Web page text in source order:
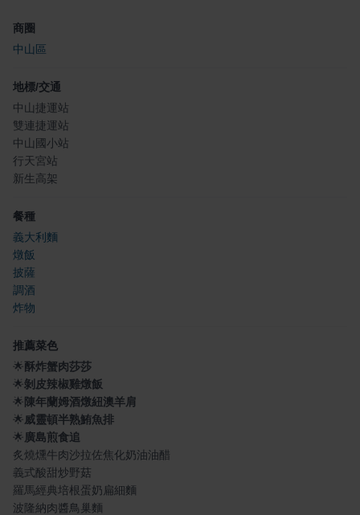
商圈
中山區
地標/交通
中山捷運站
雙連捷運站
中山國小站
行天宮站
新生高架
餐種
義大利麵
燉飯
披薩
調酒
炸物
推薦菜色
🌟酥炸蟹肉莎莎
🌟剝皮辣椒雞燉飯
🌟陳年蘭姆酒燉紐澳羊肩
🌟威靈頓半熟鮪魚排
🌟 廣島煎食追
炙燒燻牛肉沙拉佐焦化奶油油醋
義式酸甜炒野菇
羅馬經典培根蛋奶扁細麵
波隆納肉醬鳥巢麵